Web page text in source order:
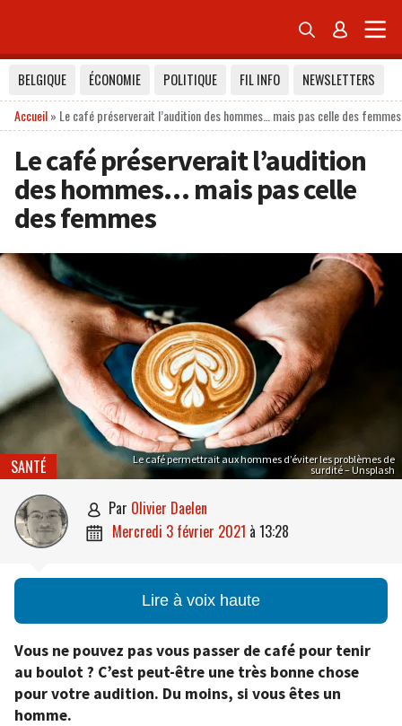
 
BELGIQUE ÉCONOMIE POLITIQUE FIL INFO
NEWSLETTERS
Accueil» Le café préserverait l’audition des hommes… mais pas celle des femmes
Le café préserverait l’audition
des hommes… mais pas celle
des femmes
Le café permettrait aux hommes d’éviter les problèmes de
surdité – Unsplash
SANTÉ
 par Olivier Daelen
 mercredi 3 février 2021 à 13:28
Lire à voix haute
Vous ne pouvez pas vous passer de café pour tenir
au boulot ? C’est peut-être une très bonne chose
pour votre audition. Du moins, si vous êtes un
homme.